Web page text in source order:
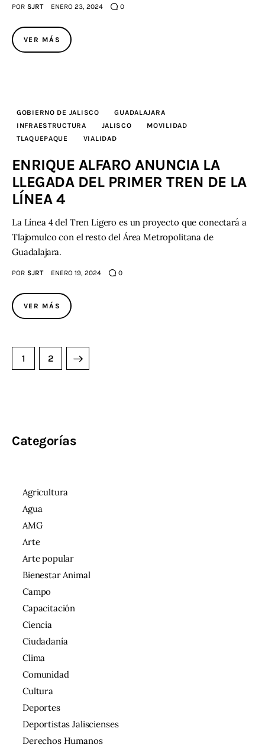
POR SJRT ENERO 23, 2024 0
VER MÁS
GOBIERNO DE JALISCO
GUADALAJARA
INFRAESTRUCTURA
JALISCO
MOVILIDAD
TLAQUEPAQUE
VIALIDAD
ENRIQUE ALFARO ANUNCIA LA
LLEGADA DEL PRIMER TREN DE LA
LÍNEA 4
La Línea 4 del Tren Ligero es un proyecto que conectará a
Tlajomulco con el resto del Área Metropolitana de
Guadalajara.
POR SJRT ENERO 19, 2024 0
VER MÁS
1 2
Categorías
Agricultura
Agua
AMG
Arte
Arte popular
Bienestar Animal
Campo
Capacitación
Ciencia
Ciudadanía
Clima
Comunidad
Cultura
Deportes
Deportistas Jaliscienses
Derechos Humanos